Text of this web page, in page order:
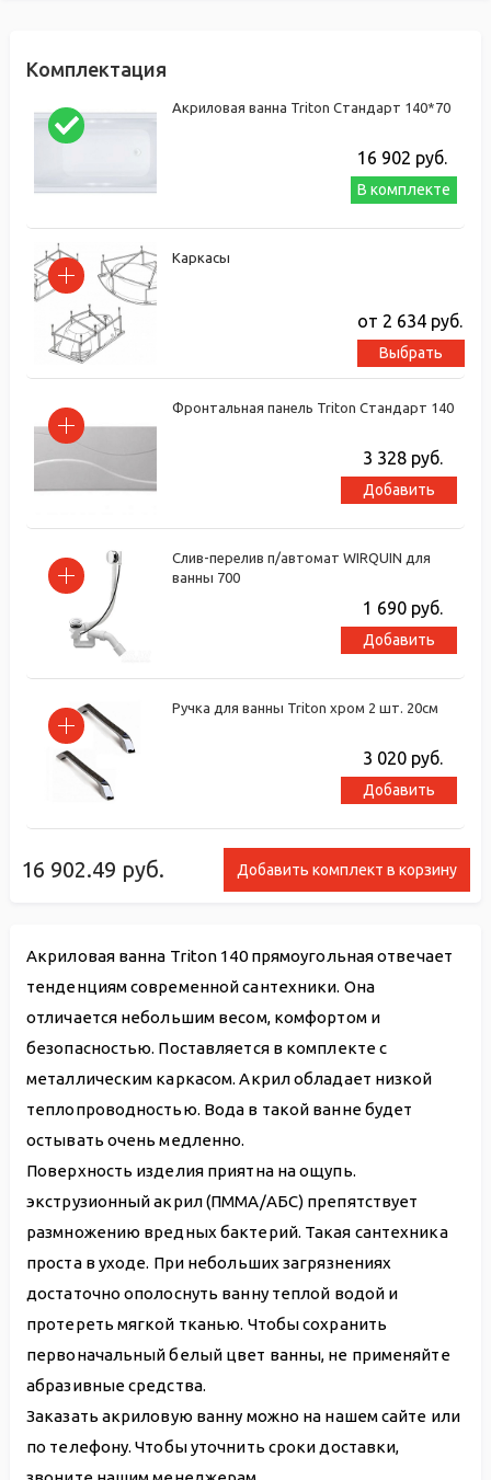
Комплектация
16 902.49 руб. Добавить комплект в корзину
Акриловая ванна Triton Стандарт 140*70
16 902 руб.
В комплекте
Каркасы
от 2 634 руб.
Выбрать
Фронтальная панель Triton Стандарт 140
3 328руб.
Добавить
Слив-перелив п/автомат WIRQUIN для
ванны 700
1 690руб.
Добавить
Ручка для ванны Triton хром 2 шт. 20см
3 020руб.
Добавить
Акриловая ванна Triton 140 прямоугольная отвечает
тенденциям современной сантехники. Она
отличается небольшим весом, комфортом и
безопасностью. Поставляется в комплекте с
металлическим каркасом. Акрил обладает низкой
теплопроводностью. Вода в такой ванне будет
остывать очень медленно.
Поверхность изделия приятна на ощупь.
экструзионный акрил (ПММА/АБС) препятствует
размножению вредных бактерий. Такая сантехника
проста в уходе. При небольших загрязнениях
достаточно ополоснуть ванну теплой водой и
протереть мягкой тканью. Чтобы сохранить
первоначальный белый цвет ванны, не применяйте
абразивные средства.
Заказать акриловую ванну можно на нашем сайте или
по телефону. Чтобы уточнить сроки доставки,